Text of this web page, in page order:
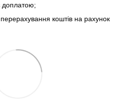
доплатою;
коштів на рахунок